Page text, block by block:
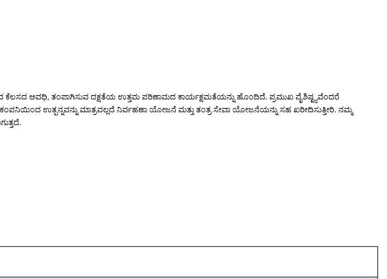
ಕೆಲಸದ ಅವಧಿ, ತಂಪಾಗಿಸುವ ದಕ್ಷತೆಯ ಉತ್ತಮ ಪರಿಣಾಮದ ಕಾರ್ಯಕ್ಷಮತೆಯನ್ನು ಹೊಂದಿದೆ. ಪ್ರಮುಖ ವೈಶಿಷ್ಟ್ಯವೆಂದರೆ
ಉತ್ಪನ್ನವನ್ನು ಮಾತ್ರವಲ್ಲದೆ ನಿರ್ವಹಣಾ ಯೋಜನೆ ಮತ್ತು ತಂತ್ರ ಸೇವಾ ಯೋಜನೆಯನ್ನು ಸಹ ಖರೀದಿಸುತ್ತೀರಿ. ನಮ್ಮ